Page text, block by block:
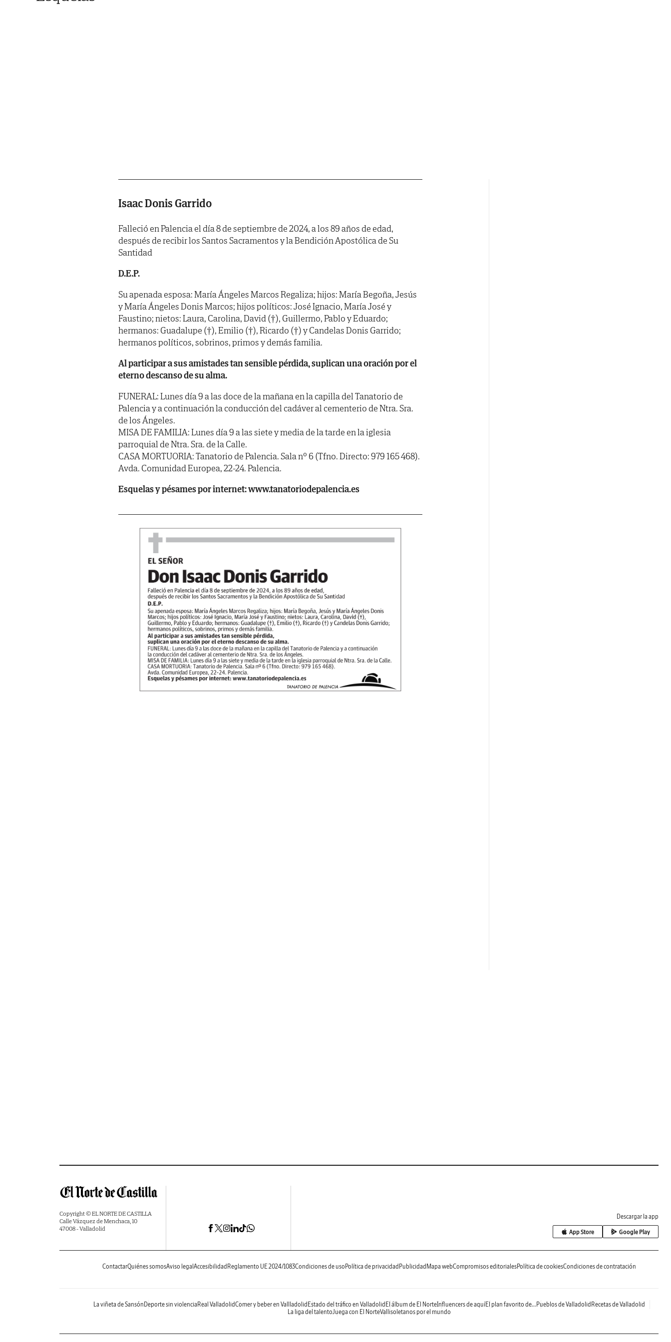
Isaac Donis Garrido
Falleció en Palencia el día 8 de septiembre de 2024, a los 89 años de edad,
después de recibir los Santos Sacramentos y la Bendición Apostólica de Su
Santidad
D.E.P.
Su apenada esposa: María Ángeles Marcos Regaliza; hijos: María Begoña, Jesús
y María Ángeles Donis Marcos; hijos políticos: José Ignacio, María José y
Faustino; nietos: Laura, Carolina, David (†), Guillermo, Pablo y Eduardo;
hermanos: Guadalupe (†), Emilio (†), Ricardo (†) y Candelas Donis Garrido;
hermanos políticos, sobrinos, primos y demás familia.
Al participar a sus amistades tan sensible pérdida, suplican una oración por el
eterno descanso de su alma.
FUNERAL: Lunes día 9 a las doce de la mañana en la capilla del Tanatorio de
Palencia y a continuación la conducción del cadáver al cementerio de Ntra. Sra.
de los Ángeles.
MISA DE FAMILIA: Lunes día 9 a las siete y media de la tarde en la iglesia
parroquial de Ntra. Sra. de la Calle.
CASA MORTUORIA: Tanatorio de Palencia. Sala nº 6 (Tfno. Directo: 979 165 468).
Avda. Comunidad Europea, 22-24. Palencia.
Esquelas y pésames por internet: www.tanatoriodepalencia.es
Copyright © EL NORTE DE CASTILLA
Calle Vázquez de Menchaca, 10
47008 - Valladolid
Descargar la app
App Store Google Play
ContactarQuiénes somosAviso legal Accesibilidad Reglamento UE 2024/1083Condiciones de uso Política de privacidad Publicidad Mapa webCompromisos editorialesPolítica de cookiesCondiciones de contratación
La viñeta de Sansón Deporte sin violencia Real ValladolidComer y beber en Vallladolid Estado del tráfico en Valladolid El álbum de El NorteInfluencers de aquíEl plan favorito de... Pueblos de Valladolid Recetas de Valladolid
La liga del talentoJuega con El NorteVallisoletanos por el mundo